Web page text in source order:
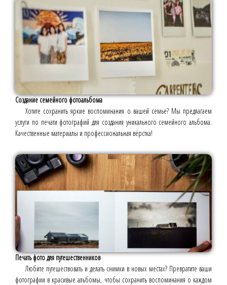
Создание семейного фотоальбома
Хотите сохранить яркие воспоминания о вашей семье? Мы предлагаем
услуги по печати фотографий для создания уникального семейного альбома.
Качественные материалы и профессиональная вёрстка!
Печать фото для путешественников
Любите путешествовать и делать снимки в новых местах? Превратите ваши
фотографии в красивые альбомы, чтобы сохранить воспоминания о каждом